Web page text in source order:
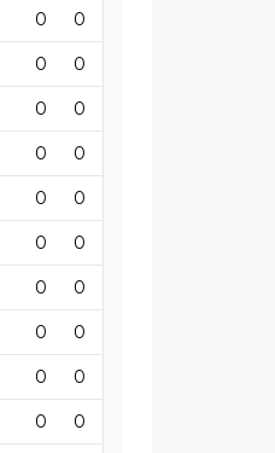
0 0
0 0
0 0
0 0
0 0
0 0
0 0
0 0
0 0
0 0